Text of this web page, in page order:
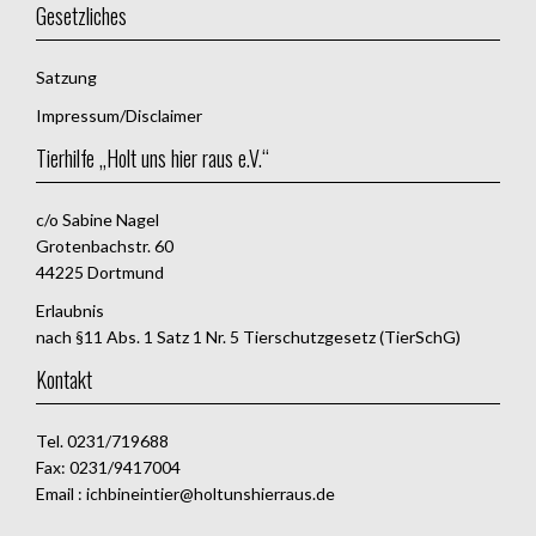
Gesetzliches
Satzung
Impressum/Disclaimer
Tierhilfe „Holt uns hier raus e.V.“
c/o Sabine Nagel
Grotenbachstr. 60
44225 Dortmund
Erlaubnis
nach §11 Abs. 1 Satz 1 Nr. 5 Tierschutzgesetz (TierSchG)
Kontakt
Tel. 0231/719688
Fax: 0231/9417004
Email : ichbineintier@holtunshierraus.de